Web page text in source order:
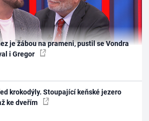
je žábou na prameni, pustil se Vondra
i Gregor
krokodýly. Stoupající keňské jezero
ke dveřím